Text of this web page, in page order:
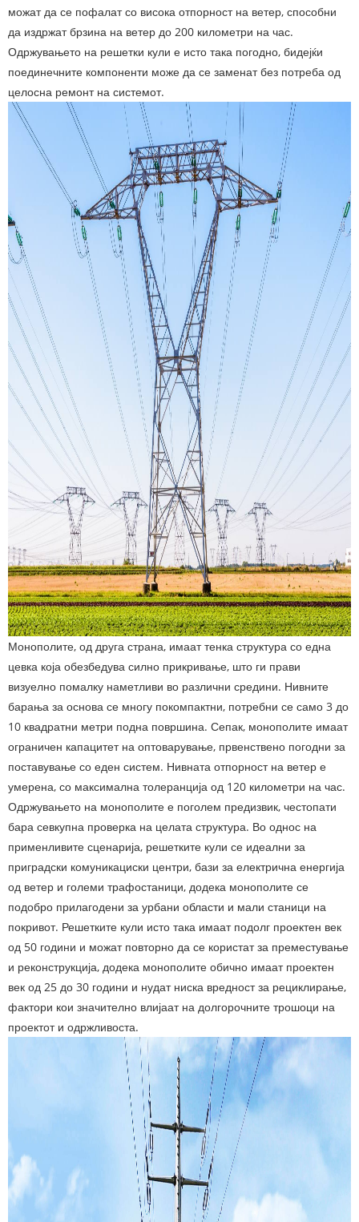
можат да се пофалат со висока отпорност на ветер, способни
да издржат брзина на ветер до 200 километри на час.
Одржувањето на решетки кули е исто така погодно, бидејќи
поединечните компоненти може да се заменат без потреба од
целосна ремонт на системот.
Монополите, од друга страна, имаат тенка структура со една
цевка која обезбедува силно прикривање, што ги прави
визуелно помалку наметливи во различни средини. Нивните
барања за основа се многу покомпактни, потребни се само 3 до
10 квадратни метри подна површина. Сепак, монополите имаат
ограничен капацитет на оптоварување, првенствено погодни за
поставување со еден систем. Нивната отпорност на ветер е
умерена, со максимална толеранција од 120 километри на час.
Одржувањето на монополите е поголем предизвик, честопати
бара севкупна проверка на целата структура. Во однос на
применливите сценарија, решетките кули се идеални за
приградски комуникациски центри, бази за електрична енергија
од ветер и големи трафостаници, додека монополите се
подобро прилагодени за урбани области и мали станици на
покривот. Решетките кули исто така имаат подолг проектен век
од 50 години и можат повторно да се користат за преместување
и реконструкција, додека монополите обично имаат проектен
век од 25 до 30 години и нудат ниска вредност за рециклирање,
фактори кои значително влијаат на долгорочните трошоци на
проектот и одржливоста.